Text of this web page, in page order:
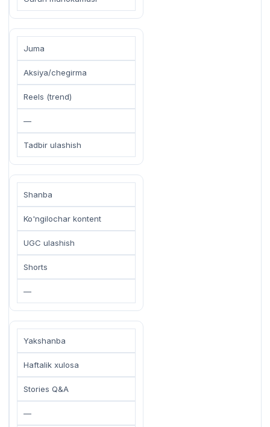
Juma
Aksiya/chegirma
Reels (trend)
—
Tadbir ulashish
Shanba
Ko'ngilochar kontent
UGC ulashish
Shorts
—
Yakshanba
Haftalik xulosa
Stories Q&A
—